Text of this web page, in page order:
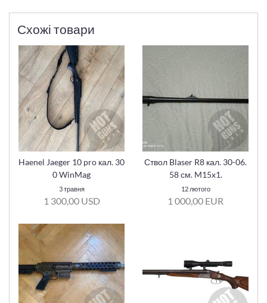
Схожі товари
Haenel Jaeger 10 pro кал. 30
0 WinMag
3 травня
1 300,00 USD
Ствол Blaser R8 кал. 30-06.
58 см. M15x1.
12 лютого
1 000,00 EUR